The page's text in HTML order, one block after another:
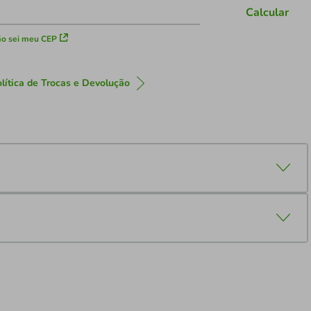
sei meu CEP
Calcular
de Trocas e Devolução